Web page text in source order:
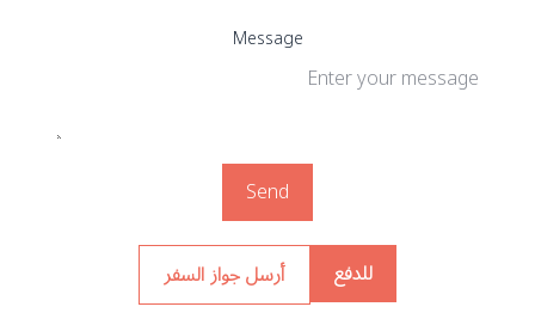
Message
Send
للدفع
أرسل جواز السفر